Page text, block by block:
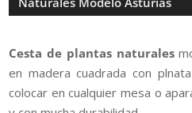
Cesta de plantas naturales
en madera cuadrada con
colocar en cualquier mesa o